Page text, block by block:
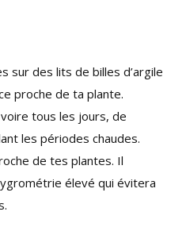
sur des lits de billes d’argile
proche de ta plante.
tous les jours, de
les périodes chaudes.
de tes plantes. Il
élevé qui évitera